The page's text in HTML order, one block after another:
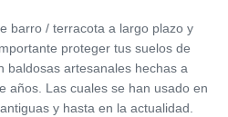
barro / terracota a largo plazo y
proteger tus suelos de
baldosas artesanales hechas a
años. Las cuales se han usado en
y hasta en la actualidad.